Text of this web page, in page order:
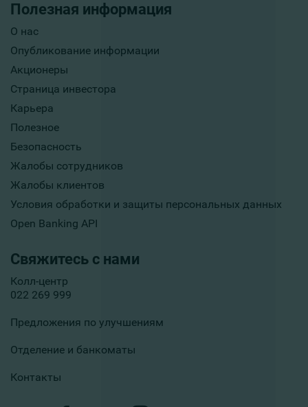
Полезная информация
О нас
Опубликование информации
Акционеры
Страница инвестора
Карьера
Полезное
Безопасность
Жалобы сотрудников
Жалобы клиентов
Условия обработки и защиты персональных данных
Open Banking API
Свяжитесь с нами
Колл-центр
022 269 999
Предложения по улучшениям
Отделение и банкоматы
Контакты